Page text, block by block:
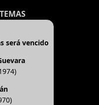
será vencido